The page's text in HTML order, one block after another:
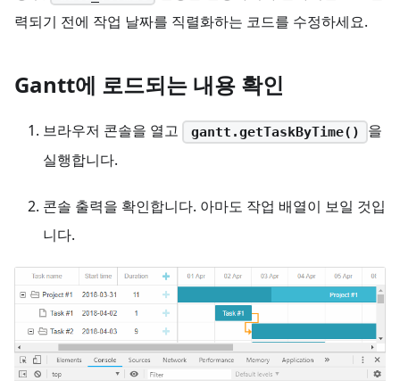
력되기 전에 작업 날짜를 직렬화하는 코드를 수정하세요.
Gantt에 로드되는 내용 확인
브라우저 콘솔을 열고 gantt.getTaskByTime()
을
실행합니다.
콘솔 출력을 확인합니다. 아마도 작업 배열이 보일 것입
니다.